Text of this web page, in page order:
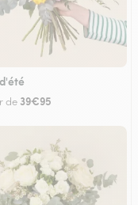
de 39€95